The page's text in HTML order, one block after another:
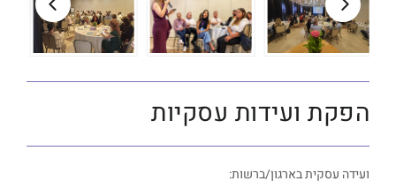
הפקת ועידות עסקיות
ועידה עסקית בארגון/ברשות: